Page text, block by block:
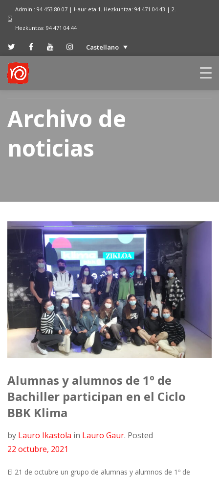
Admin.: 94 453 80 07 | Haur eta 1. Hezkuntza: 94 471 04 43 | 2.
Hezkuntza: 94 471 04 44
Castellano
Archivo de
noticias
Alumnas y alumnos de 1º de
Bachiller participan en el Ciclo
BBK Klima
by Lauro Ikastola in Lauro Gaur. Posted
22 octubre, 2021
El 21 de octubre un grupo de alumnas y alumnos de 1º de